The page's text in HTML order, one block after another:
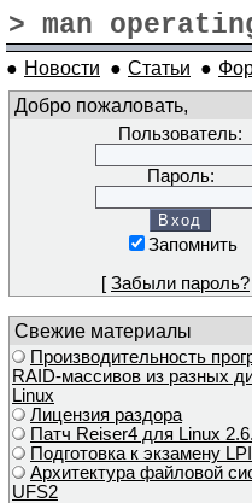
> man
● Новости ● Статьи ●
Добро пожаловать,
Пользователь:
Пароль:
Запомнить
[ Забыли пароль?
Свежие материалы
Производительность
RAID-массивов из разных
Linux
Лицензия раздора
Патч Reiser4 для Linux
Подготовка к экзамену
Архитектура файловой
UFS2